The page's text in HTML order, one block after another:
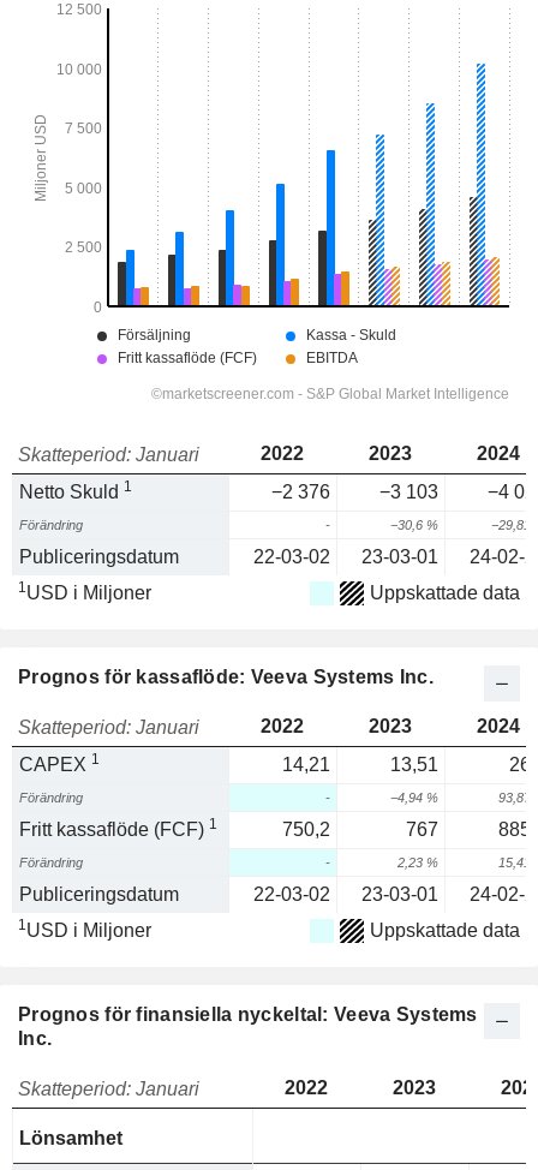
Skatteperiod: Januari 2022 2023
2024
Netto Skuld 1 −2 376 −3 103 −4
Förändring - −30,6 % −29,81
Publiceringsdatum 22-03-02 23-03-01 24-02-
1USD i Miljoner Uppskattade data
Prognos för kassaflöde: Veeva Systems Inc.
Skatteperiod: Januari 2022 2023
2024
CAPEX 1 14,21 13,51
Förändring - −4,94 % 93,87
Fritt kassaflöde (FCF) 1 750,2 767
Förändring - 2,23 % 15,41
Publiceringsdatum 22-03-02 23-03-01 24-02-
1USD i Miljoner Uppskattade data
Prognos för finansiella nyckeltal: Veeva Systems
Inc.
Skatteperiod: Januari 2022 2023
Lönsamhet